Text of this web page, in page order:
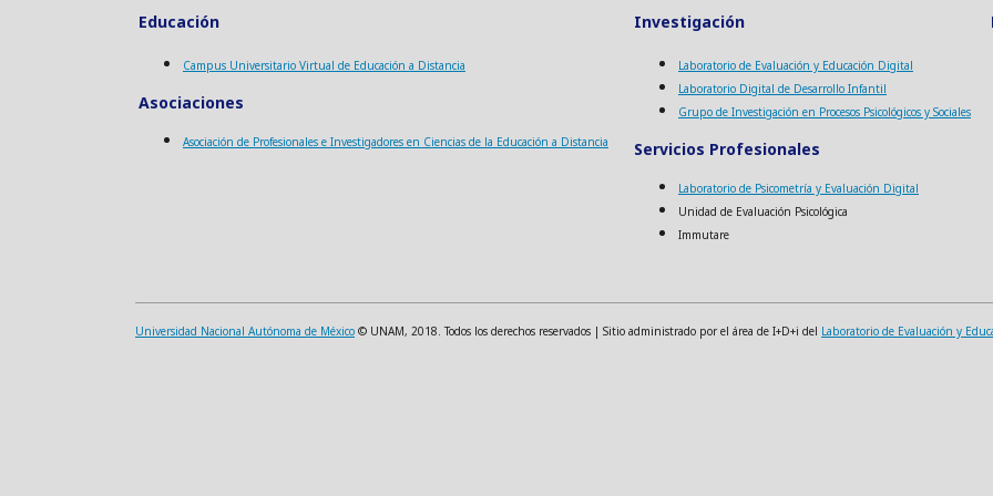
Educación Investigación
Campus Universitario Virtual de Educación a Distancia
Asociaciones
Asociación de Profesionales e Investigadores en Ciencias de la Educación a Distancia
Laboratorio de Evaluación y Educación Digital
Laboratorio Digital de Desarrollo Infantil
Grupo de Investigación en Procesos Psicológicos y Sociales
Servicios Profesionales
Laboratorio de Psicometría y Evaluación Digital
Unidad de Evaluación Psicológica
Immutare
Universidad Nacional Autónoma de México © UNAM, 2018. Todos los derechos reservados | Sitio administrado por el área de I+D+i del Laboratorio de Evaluación y